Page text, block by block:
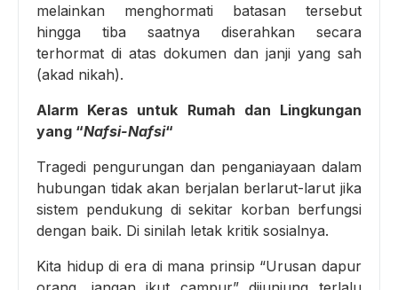
melainkan menghormati batasan tersebut
hingga tiba saatnya diserahkan secara
terhormat di atas dokumen dan janji yang sah
(akad nikah).
Alarm Keras untuk Rumah dan Lingkungan
yang “Nafsi-Nafsi“
Tragedi pengurungan dan penganiayaan dalam
hubungan tidak akan berjalan berlarut-larut jika
sistem pendukung di sekitar korban berfungsi
dengan baik. Di sinilah letak kritik sosialnya.
Kita hidup di era di mana prinsip “Urusan dapur